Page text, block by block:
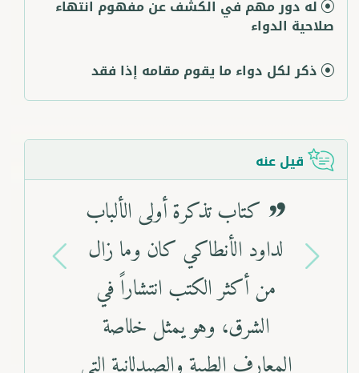
له دور مهم في الكشف عن مفهوم انتهاء
صلاحية الدواء
ذكر لكل دواء ما يقوم مقامه إذا فقد
قيل عنه
كتاب تذكرة أولى الألباب
لداود الأنطاكي كان وما زال
من أكثر الكتب انتشاراً في
الشرق، وهو يمثل خلاصة